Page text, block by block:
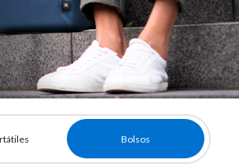
Bolsos